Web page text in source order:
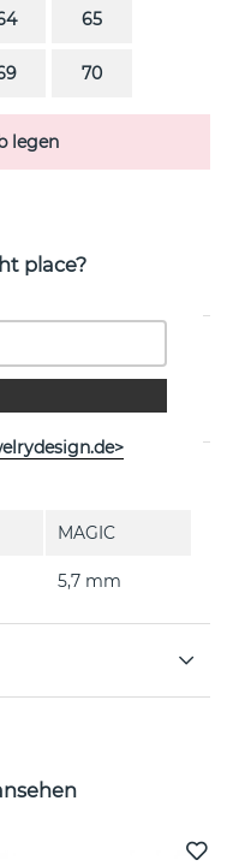
65
70
legen
von der
MAGIC
5,7 mm
place?